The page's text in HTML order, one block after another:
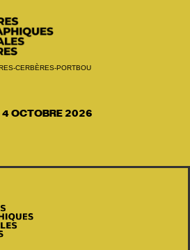
CERBÈRES-PORTBOU
4 OCTOBRE 2026